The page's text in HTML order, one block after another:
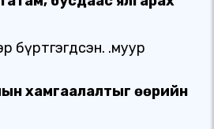
бүртгэгдсэн. .муур
хамгаалалтыг өөрийн